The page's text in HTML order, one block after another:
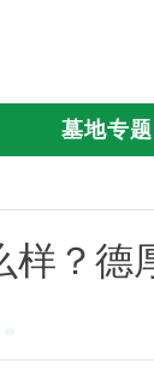
墓地专题
？德